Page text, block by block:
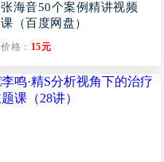
张海音50个案例精讲视频
课（百度网盘）
价格： 15元